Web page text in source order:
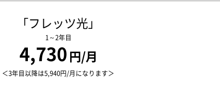
「フレッツ光」
1～2年目
4,730円/月
＜3年目以降は5,940円/月になります＞